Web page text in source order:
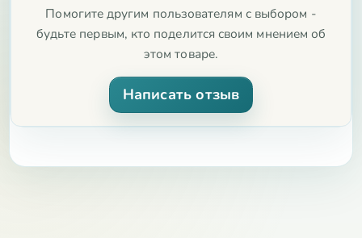
Помогите другим пользователям с выбором -
будьте первым, кто поделится своим мнением об
этом товаре.
Написать отзыв